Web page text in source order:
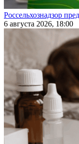
Россельхознадзор
6 августа 2026, 18:00